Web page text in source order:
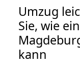
Umzug
Sie, wie
kann